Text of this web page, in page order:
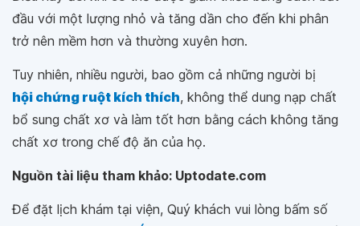
đầu với một lượng nhỏ và tăng dần cho đến khi phân
trở nên mềm hơn và thường xuyên hơn.
Tuy nhiên, nhiều người, bao gồm cả những người bị
hội chứng ruột kích thích, không thể dung nạp chất
bổ sung chất xơ và làm tốt hơn bằng cách không tăng
chất xơ trong chế độ ăn của họ.
Nguồn tài liệu tham khảo: Uptodate.com
Để đặt lịch khám tại viện, Quý khách vui lòng bấm số